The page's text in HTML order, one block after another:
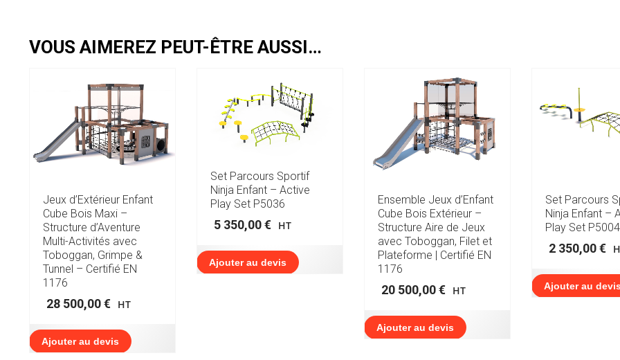
VOUS AIMEREZ PEUT-ÊTRE AUSSI…
Jeux d’Extérieur Enfant
Cube Bois Maxi –
Structure d’Aventure
Multi-Activités avec
Toboggan, Grimpe &
Tunnel – Certifié EN
1176
28 500,00€ HT
Ajouter au devis
Set Parcours Sportif
Ninja Enfant – Active
Play Set P5036
5 350,00€ HT
Ajouter au devis
Ensemble Jeux d’Enfant
Cube Bois Extérieur –
Structure Aire de Jeux
avec Toboggan, Filet et
Plateforme | Certifié EN
1176
20 500,00€ HT
Ajouter au devis
Set Parcours
Ninja Enfant –
Play Set P5004
2 350,00€
Ajouter au